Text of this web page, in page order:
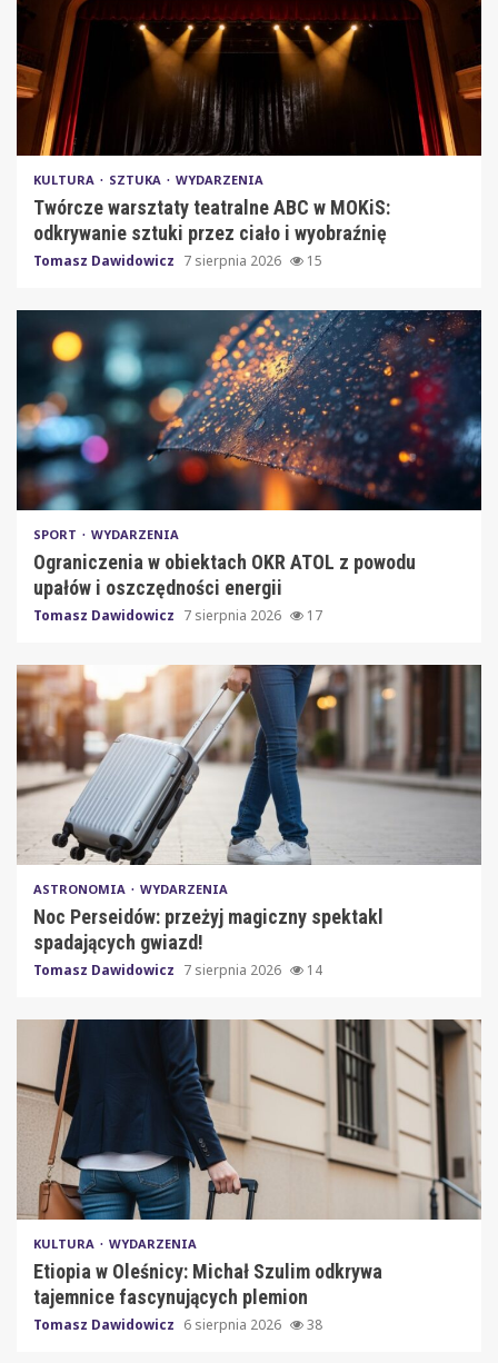
KULTURA SZTUKA WYDARZENIA
Twórcze warsztaty teatralne ABC w MOKiS:
odkrywanie sztuki przez ciało i wyobraźnię
Tomasz Dawidowicz 7 sierpnia 2026 15
SPORT WYDARZENIA
Ograniczenia w obiektach OKR ATOL z powodu
upałów i oszczędności energii
Tomasz Dawidowicz 7 sierpnia 2026 17
ASTRONOMIA WYDARZENIA
Noc Perseidów: przeżyj magiczny spektakl
spadających gwiazd!
Tomasz Dawidowicz 7 sierpnia 2026 14
KULTURA WYDARZENIA
Etiopia w Oleśnicy: Michał Szulim odkrywa
tajemnice fascynujących plemion
Tomasz Dawidowicz 6 sierpnia 2026 38